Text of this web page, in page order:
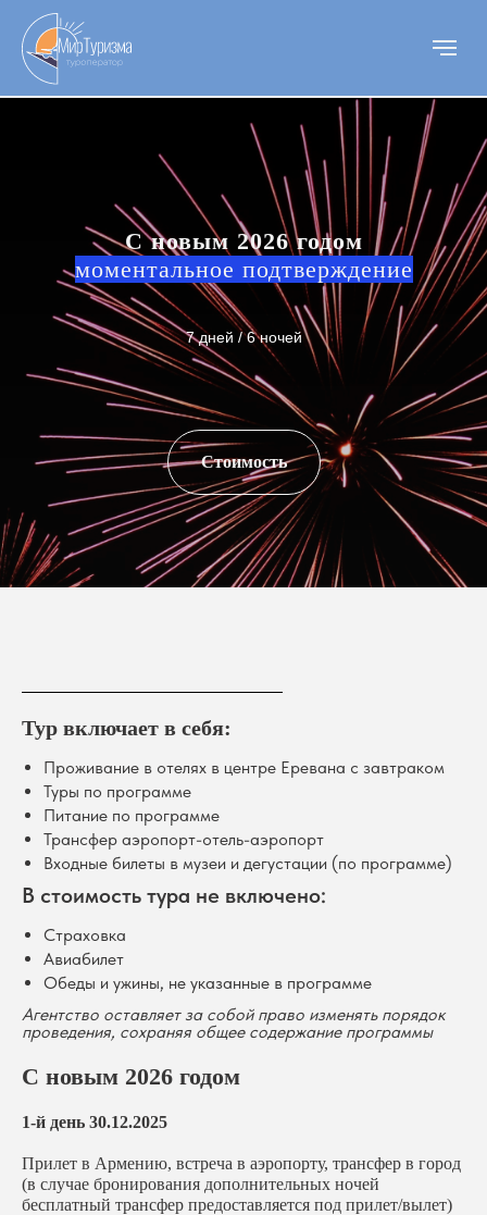
С новым 2026 годом
моментальное подтверждение
7 дней / 6 ночей
Стоимость
Тур включает в себя:
Проживание в отелях в центре Еревана с завтраком
Туры по программе
Питание по программе
Трансфер аэропорт-отель-аэропорт
Входные билеты в музеи и дегустации (по программе)
В стоимость тура не включено:
Страховка
Авиабилет
Обеды и ужины, не указанные в программе
Агентство оставляет за собой право изменять порядок
проведения, сохраняя общее содержание программы
С новым 2026 годом
1-й день 30.12.2025
Прилет в Армению, встреча в аэропорту, трансфер в город
(в случае бронирования дополнительных ночей
бесплатный трансфер предоставляется под прилет/вылет)